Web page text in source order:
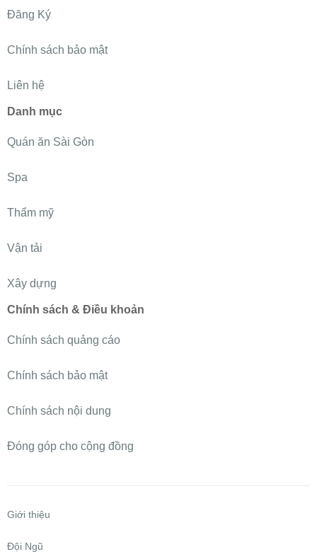
Đăng Ký
Chính sách bảo mật
Liên hệ
Danh mục
Quán ăn Sài Gòn
Spa
Thẩm mỹ
Vận tải
Xây dựng
Chính sách & Điều khoản
Chính sách quảng cáo
Chính sách bảo mật
Chính sách nội dung
Đóng góp cho cộng đồng
Giới thiệu
Đội Ngũ